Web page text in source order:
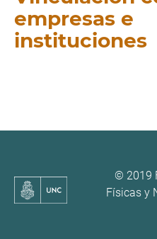
empresas e
instituciones
© 2019
Físicas y